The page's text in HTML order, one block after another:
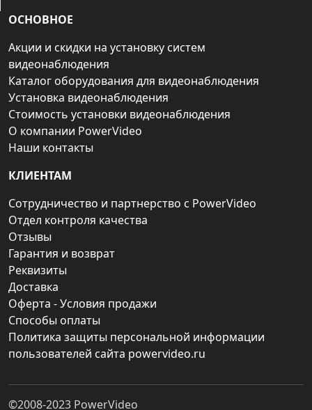
ОСНОВНОЕ
Акции и скидки на установку систем
видеонаблюдения
Каталог оборудования для видеонаблюдения
Установка видеонаблюдения
Стоимость установки видеонаблюдения
О компании PowerVideo
Наши контакты
КЛИЕНТАМ
Сотрудничество и партнерство с PowerVideo
Отдел контроля качества
Отзывы
Гарантия и возврат
Реквизиты
Доставка
Оферта - Условия продажи
Способы оплаты
Политика защиты персональной информации
пользователей сайта powervideo.ru
©2008-2023 PowerVideo